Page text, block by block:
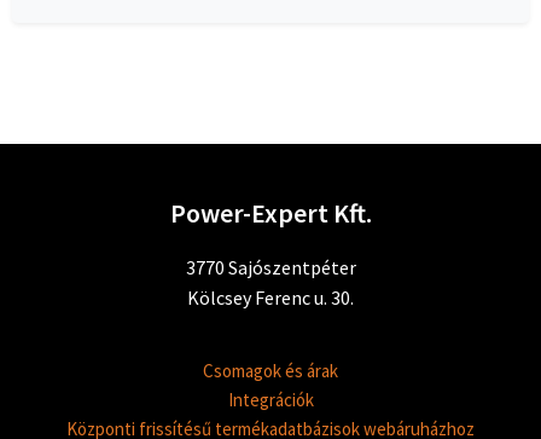
Power-Expert Kft.
3770 Sajószentpéter
Kölcsey Ferenc u. 30.
Csomagok és árak
Integrációk
Központi frissítésű termékadatbázisok webáruházhoz